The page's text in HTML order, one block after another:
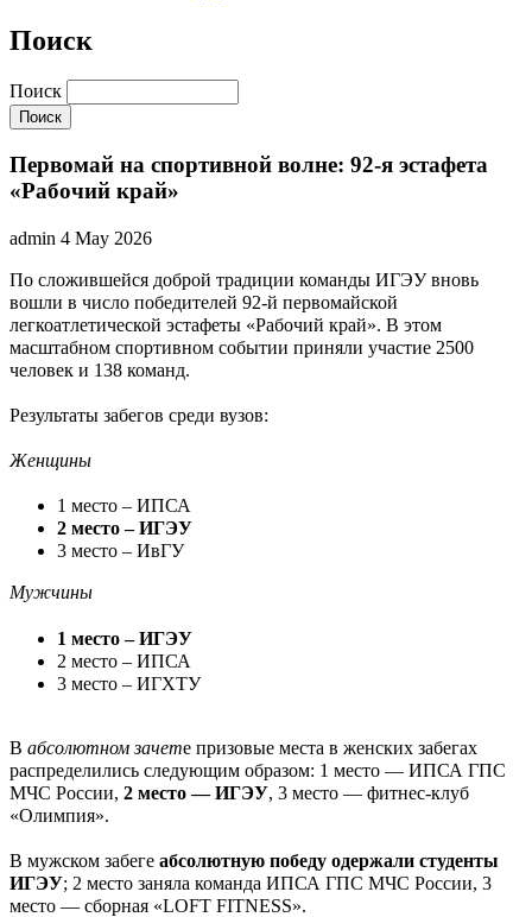
Поиск
Поиск
Первомай на спортивной волне: 92-я эстафета
«Рабочий край»
admin 4 May 2026
По сложившейся доброй традиции команды ИГЭУ вновь
вошли в число победителей 92-й первомайской
легкоатлетической эстафеты «Рабочий край». В этом
масштабном спортивном событии приняли участие 2500
человек и 138 команд.
Результаты забегов среди вузов:
Женщины
1 место – ИПСА
2 место – ИГЭУ
3 место – ИвГУ
Мужчины
1 место – ИГЭУ
2 место – ИПСА
3 место – ИГХТУ
В абсолютном зачете призовые места в женских забегах
распределились следующим образом: 1 место — ИПСА ГПС
МЧС России, 2 место — ИГЭУ, 3 место — фитнес-клуб
«Олимпия».
В мужском забеге абсолютную победу одержали студенты
ИГЭУ; 2 место заняла команда ИПСА ГПС МЧС России, 3
место — сборная «LOFT FITNESS».